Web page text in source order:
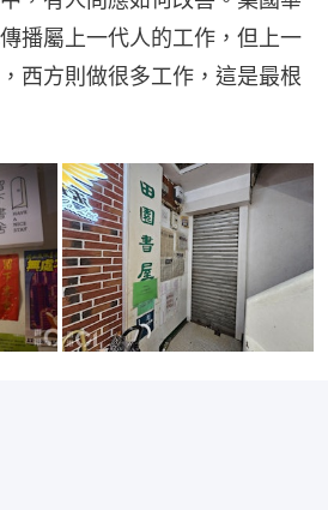
播屬上一代人的工作，但上一
西方則做很多工作，這是最根